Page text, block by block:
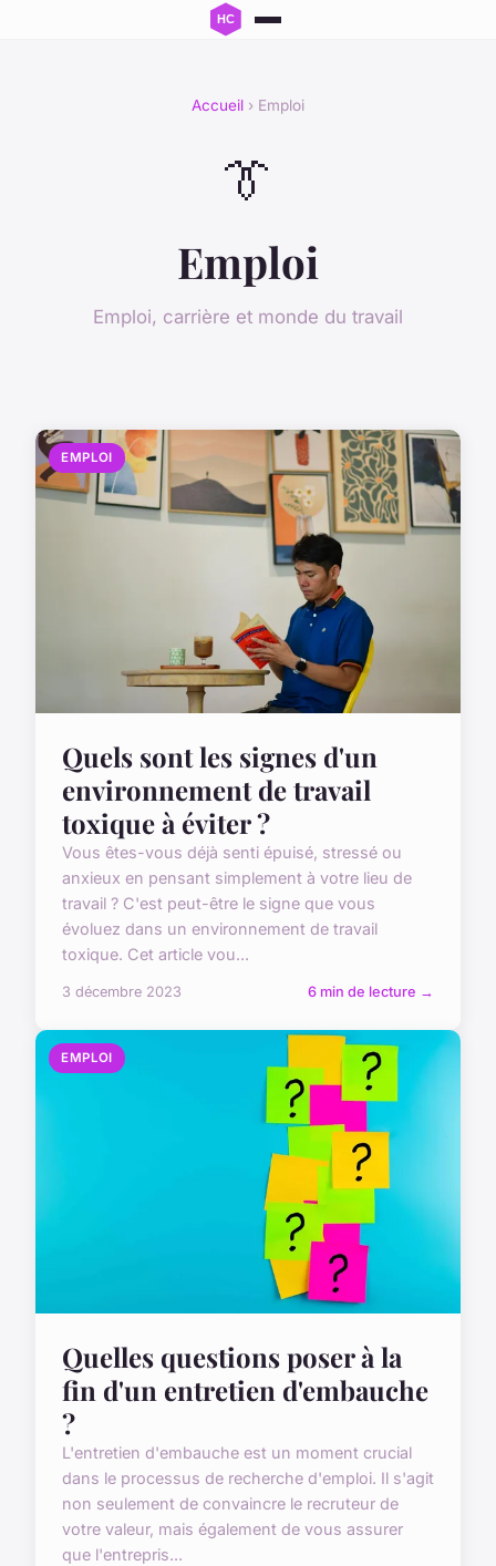
Accueil › Emploi
👔
Emploi
Emploi, carrière et monde du travail
EMPLOI
Quels sont les signes d'un
environnement de travail
toxique à éviter ?
Vous êtes-vous déjà senti épuisé, stressé ou
anxieux en pensant simplement à votre lieu de
travail ? C'est peut-être le signe que vous
évoluez dans un environnement de travail
toxique. Cet article vou...
3 décembre 2023 6 min de lecture →
EMPLOI
Quelles questions poser à la
fin d'un entretien d'embauche
?
L'entretien d'embauche est un moment crucial
dans le processus de recherche d'emploi. Il s'agit
non seulement de convaincre le recruteur de
votre valeur, mais également de vous assurer
que l'entrepris...